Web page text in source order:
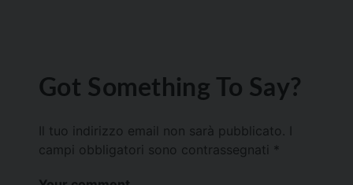
Got Something To Say?
Il tuo indirizzo email non sarà pubblicato.
campi obbligatori sono contrassegnati *